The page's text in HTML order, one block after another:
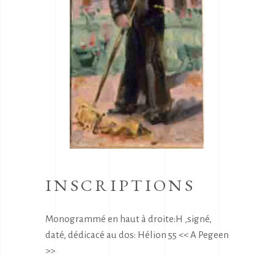
INSCRIPTIONS
Monogrammé en haut à droite:H ,signé,
daté, dédicacé au dos: Hélion 55 << A Pegeen
>>